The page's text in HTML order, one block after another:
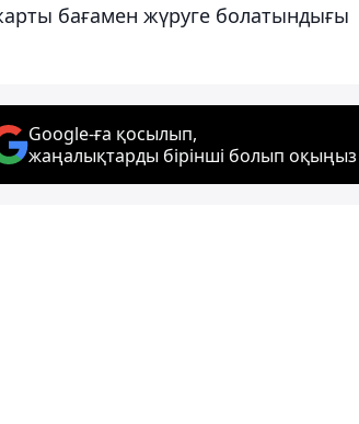
бағамен жүруге болатындығы
Google-ға қосылып,
жаңалықтарды бірінші болып оқыңыз